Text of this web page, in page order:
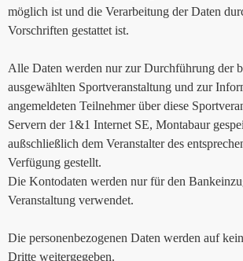
möglich ist und die Verarbeitung der Daten
Vorschriften gestattet ist.
Alle Daten werden nur zur Durchführung der
ausgewählten Sportveranstaltung und zur
angemeldeten Teilnehmer über diese
Servern der 1&1 Internet SE, Montabaur
außschließlich dem Veranstalter des
Verfügung gestellt.
Die Kontodaten werden nur für den
Veranstaltung verwendet.
Die personenbezogenen Daten werden auf
Dritte weitergegeben.